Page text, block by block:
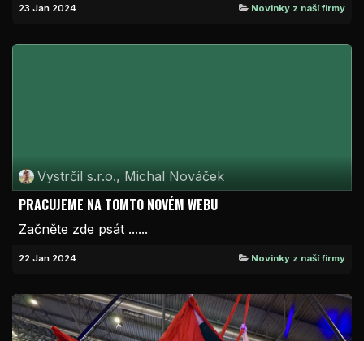
23 Jan 2024 Novinky z naší firmy
Vystrčil s.r.o., Michal Nováček
PRACUJEME NA TOMTO NOVÉM WEBU
Začněte zde psát ......
22 Jan 2024 Novinky z naší firmy